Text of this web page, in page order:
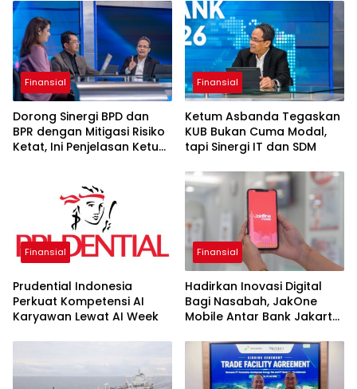
Finansial
Dorong Sinergi BPD dan
BPR dengan Mitigasi Risiko
Ketat, Ini Penjelasan Ketum
Finansial
Ketum Asbanda Tegaskan
KUB Bukan Cuma Modal,
tapi Sinergi IT dan SDM
Finansial
Prudential Indonesia
Perkuat Kompetensi AI
Karyawan Lewat AI Week
Finansial
Hadirkan Inovasi Digital
Bagi Nasabah, JakOne
Mobile Antar Bank Jakarta
Excellence Awards 2026